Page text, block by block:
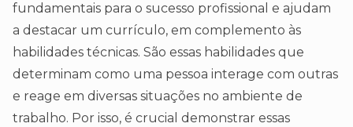
fundamentais para o sucesso profissional e ajudam
a destacar um currículo, em complemento às
habilidades técnicas. São essas habilidades que
determinam como uma pessoa interage com outras
e reage em diversas situações no ambiente de
trabalho. Por isso, é crucial demonstrar essas